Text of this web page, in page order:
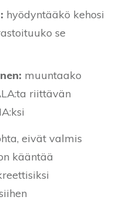
hyödyntääkö kehosi
se
muuntaako
riittävän
eivät valmis
kääntää